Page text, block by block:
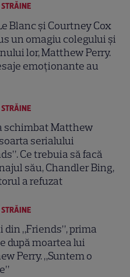
Blanc și Courtney Cox
un omagiu colegului și
lor, Matthew Perry.
emoționante au
schimbat Matthew
serialului
Ce trebuia să facă
său, Chandler Bing,
a refuzat
din „Friends”, prima
după moartea lui
Perry. „Suntem o